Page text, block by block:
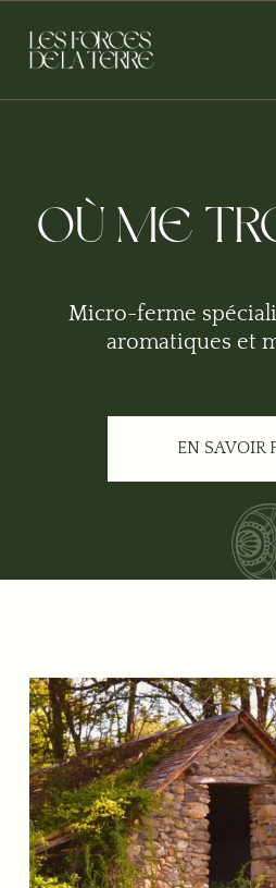
OÙ ME
Micro-ferme
aromatiques et
EN SAVOIR